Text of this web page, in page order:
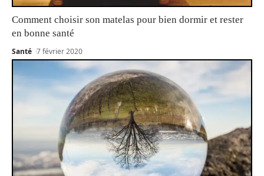
Comment choisir son matelas pour bien dormir et rester
en bonne santé
Santé 7 février 2020